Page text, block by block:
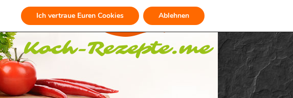
Ich vertraue Euren Cookies Ablehnen